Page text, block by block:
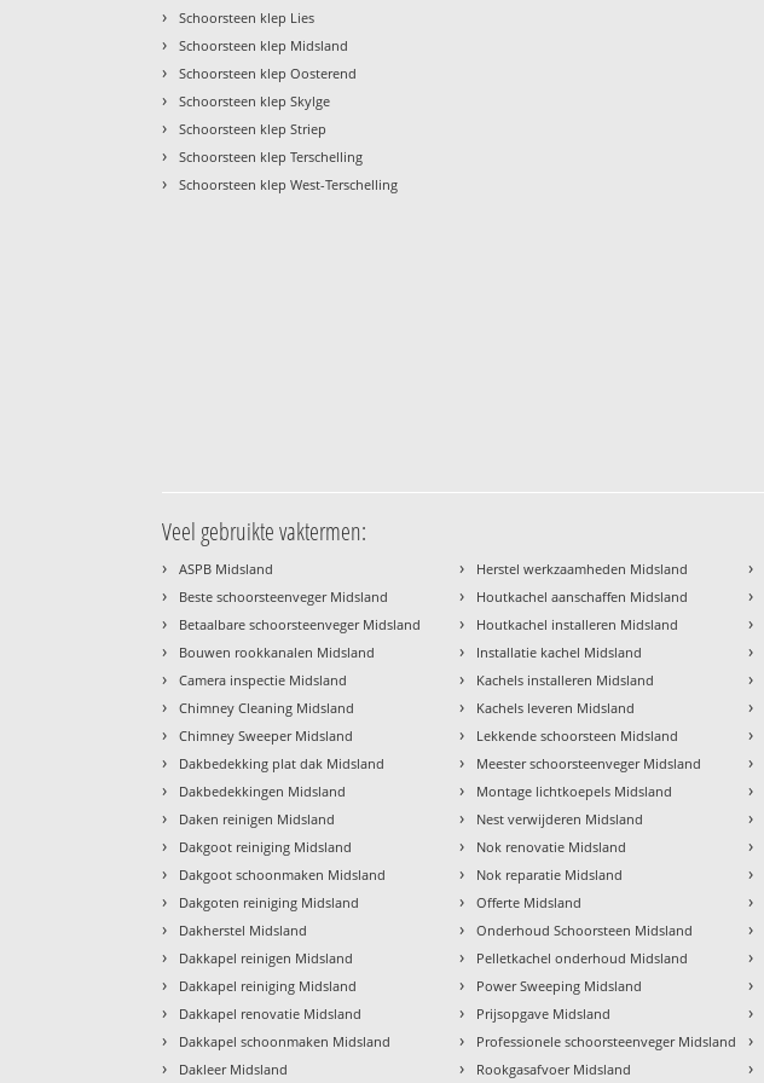
›
Schoorsteen klep Lies
› Schoorsteen klep Midsland
› Schoorsteen klep Oosterend
› Schoorsteen klep Skylge
› Schoorsteen klep Striep
› Schoorsteen klep Terschelling
› Schoorsteen klep West-Terschelling
Veel gebruikte vaktermen:
› ASPB Midsland
› Beste schoorsteenveger Midsland
› Betaalbare schoorsteenveger Midsland
› Bouwen rookkanalen Midsland
› Camera inspectie Midsland
› Chimney Cleaning Midsland
› Chimney Sweeper Midsland
› Dakbedekking plat dak Midsland
› Dakbedekkingen Midsland
› Daken reinigen Midsland
› Dakgoot reiniging Midsland
› Dakgoot schoonmaken Midsland
› Dakgoten reiniging Midsland
› Dakherstel Midsland
› Dakkapel reinigen Midsland
› Dakkapel reiniging Midsland
› Dakkapel renovatie Midsland
› Dakkapel schoonmaken Midsland
› Dakleer Midsland
› Herstel werkzaamheden Midsland
› Houtkachel aanschaffen Midsland
› Houtkachel installeren Midsland
› Installatie kachel Midsland
› Kachels installeren Midsland
› Kachels leveren Midsland
› Lekkende schoorsteen Midsland
› Meester schoorsteenveger Midsland
› Montage lichtkoepels Midsland
› Nest verwijderen Midsland
› Nok renovatie Midsland
› Nok reparatie Midsland
› Offerte Midsland
› Onderhoud Schoorsteen Midsland
› Pelletkachel onderhoud Midsland
› Power Sweeping Midsland
› Prijsopgave Midsland
› Professionele schoorsteenveger Midsland
› Rookgasafvoer Midsland
›
›
›
›
›
›
›
›
›
›
›
›
›
›
›
›
›
›
›